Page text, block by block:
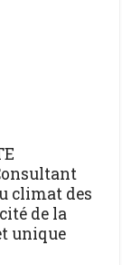
climat des
de la
unique